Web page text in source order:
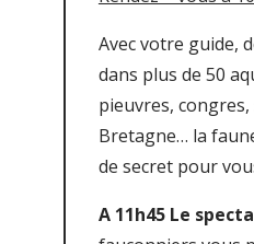
Avec votre guide,
dans plus de 50
pieuvres,
Bretagne… la
de secret pour
A 11h45 Le